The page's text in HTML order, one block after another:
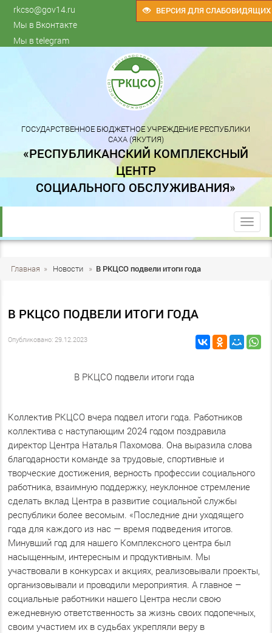
ВЕРСИЯ ДЛЯ СЛАБОВИДЯЩИХ
rkcso@gov14.ru
Мы в Вконтакте
Мы в telegram
ГОСУДАРСТВЕННОЕ БЮДЖЕТНОЕ УЧРЕЖДЕНИЕ РЕСПУБЛИКИ
САХА (ЯКУТИЯ)
«РЕСПУБЛИКАНСКИЙ КОМПЛЕКСНЫЙ
ЦЕНТР
СОЦИАЛЬНОГО ОБСЛУЖИВАНИЯ»
trk
Главная » Новости » В РКЦСО подвели итоги года
В РКЦСО ПОДВЕЛИ ИТОГИ ГОДА
Опубликовано: 29.12.2023
В РКЦСО подвели итоги года
Коллектив РКЦСО вчера подвел итоги года. Работников
коллектива с наступающим 2024 годом поздравила
директор Центра Наталья Пахомова. Она выразила слова
благодарности команде за трудовые, спортивные и
творческие достижения, верность профессии социального
работника, взаимную поддержку, неуклонное стремление
сделать вклад Центра в развитие социальной службы
республики более весомым. «Последние дни уходящего
года для каждого из нас — время подведения итогов.
Минувший год для нашего Комплексного центра был
насыщенным, интересным и продуктивным. Мы
участвовали в конкурсах и акциях, реализовывали проекты,
организовывали и проводили мероприятия. А главное –
социальные работники нашего Центра несли свою
ежедневную ответственность за жизнь своих подопечных,
своим участием их в судьбах укрепляли веру в